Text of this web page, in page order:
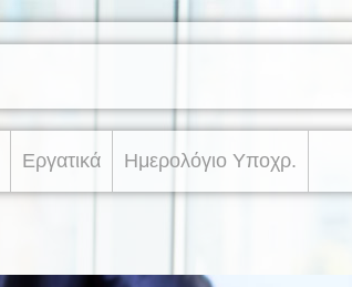
Εργατικά Ημερολόγιο Υποχρ.